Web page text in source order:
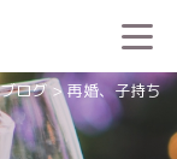
ブログ>再婚、子持ち